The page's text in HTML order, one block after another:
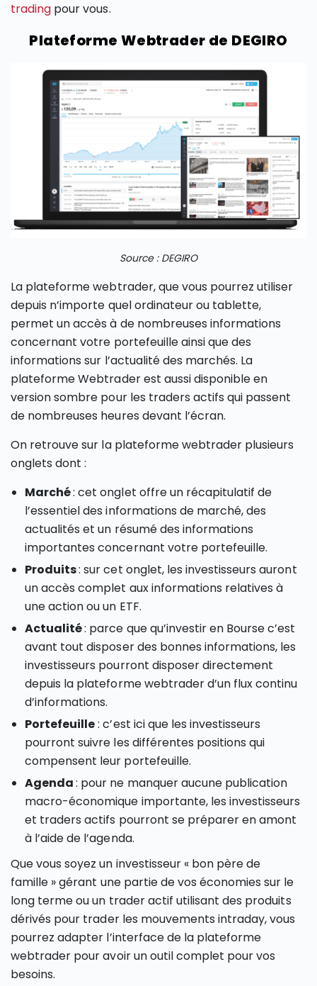
trading pour vous.
Plateforme Webtrader de DEGIRO
Source : DEGIRO
La plateforme webtrader, que vous pourrez utiliser
depuis n’importe quel ordinateur ou tablette,
permet un accès à de nombreuses informations
concernant votre portefeuille ainsi que des
informations sur l’actualité des marchés. La
plateforme Webtrader est aussi disponible en
version sombre pour les traders actifs qui passent
de nombreuses heures devant l’écran.
On retrouve sur la plateforme webtrader plusieurs
onglets dont :
Marché: cet onglet offre un récapitulatif de
l’essentiel des informations de marché, des
actualités et un résumé des informations
importantes concernant votre portefeuille.
Produits: sur cet onglet, les investisseurs auront
un accès complet aux informations relatives à
une action ou un ETF.
Actualité: parce que qu’investir en Bourse c’est
avant tout disposer des bonnes informations, les
investisseurs pourront disposer directement
depuis la plateforme webtrader d’un flux continu
d’informations.
Portefeuille: c’est ici que les investisseurs
pourront suivre les différentes positions qui
compensent leur portefeuille.
Agenda: pour ne manquer aucune publication
macro-économique importante, les investisseurs
et traders actifs pourront se préparer en amont
à l’aide de l’agenda.
Que vous soyez un investisseur « bon père de
famille » gérant une partie de vos économies sur le
long terme ou un trader actif utilisant des produits
dérivés pour trader les mouvements intraday, vous
pourrez adapter l’interface de la plateforme
webtrader pour avoir un outil complet pour vos
besoins.